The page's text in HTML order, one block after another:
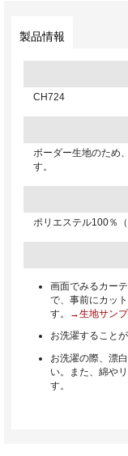
製品情報
CH724
ボーダー生地のため
す。
ポリエステル100％
画面でみるカー
で、事前にカッ
す。
→生地サン
お洗濯すること
お洗濯の際、漂
い。また、綿や
す。